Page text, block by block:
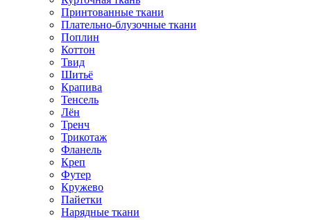
Принтованные ткани
Плательно-блузочные ткани
Поплин
Коттон
Твид
Шитьё
Крапива
Тенсель
Лён
Тренч
Трикотаж
Фланель
Креп
Футер
Кружево
Пайетки
Нарядные ткани